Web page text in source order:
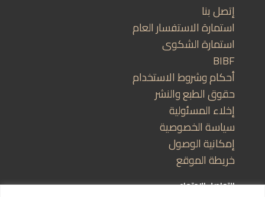
إتصل بنا
استمارة الاستفسار العام
استمارة الشكوى
BIBF
أحكام وشروط الاستخدام
حقوق الطبع والنشر
إخلاء المسئولية
سياسة الخصوصية
إمكانية الوصول
خريطة الموقع
التواصل الاجتماعي